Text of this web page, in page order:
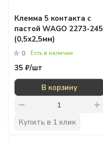
Клемма 5 контакта с
пастой WAGO 2273-245
(0,5х2,5мм)
0 Есть в наличии
35 ₽/шт
В корзину
Купить в 1 клик